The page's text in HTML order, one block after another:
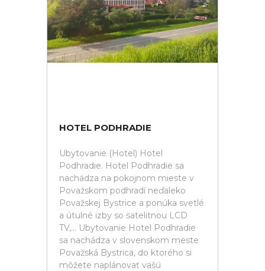
HOTEL PODHRADIE
Ubytovanie (Hotel) Hotel
Podhradie. Hotel Podhradie sa
nachádza na pokojnom mieste v
Považskom podhradí neďaleko
Považskej Bystrice a ponúka svetlé
a útulné izby so satelitnou LCD
TV,... Ubytovanie Hotel Podhradie
sa nachádza v slovenskom meste
Považská Bystrica, do ktorého si
môžete naplánovať vašú